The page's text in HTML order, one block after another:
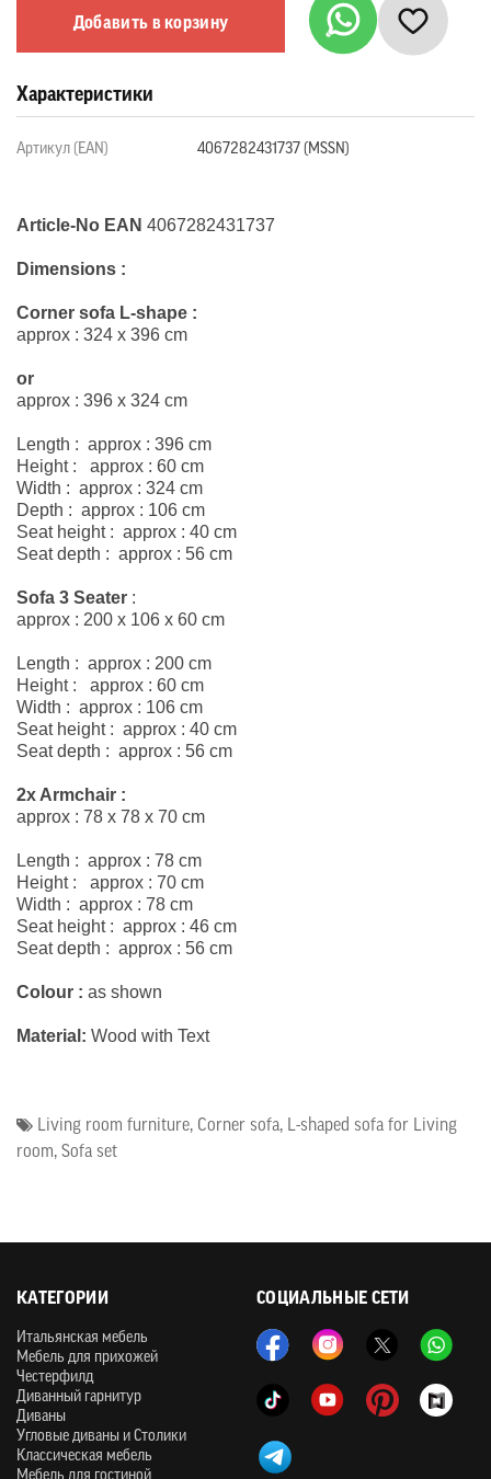
Добавить в корзину
Характеристики
Артикул (EAN) 4067282431737 (MSSN)
Article-No EAN 4067282431737
Dimensions :
Corner sofa L-shape :
approx : 324 x 396 cm
or
approx : 396 x 324 cm
Length : approx : 396 cm
Height : approx : 60 cm
Width : approx : 324 cm
Depth : approx : 106 cm
Seat height : approx : 40 cm
Seat depth : approx : 56 cm
Sofa 3 Seater :
approx : 200 x 106 x 60 cm
Length : approx : 200 cm
Height : approx : 60 cm
Width : approx : 106 cm
Seat height : approx : 40 cm
Seat depth : approx : 56 cm
2x Armchair :
approx : 78 x 78 x 70 cm
Length : approx : 78 cm
Height : approx : 70 cm
Width : approx : 78 cm
Seat height : approx : 46 cm
Seat depth : approx : 56 cm
Colour : as shown
Material: Wood with Text
Living room furniture, Corner sofa, L-shaped sofa for Living
room, Sofa set
СОЦИАЛЬНЫЕ СЕТИ
КАТЕГОРИИ
Итальянская мебель
Мебель для прихожей
Честерфилд
Диванный гарнитур
Диваны
Угловые диваны и Столики
Классическая мебель